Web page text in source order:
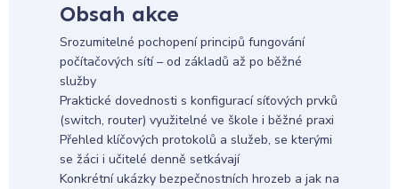
Obsah akce
Srozumitelné pochopení principů fungování
počítačových sítí – od základů až po běžné
služby
Praktické dovednosti s konfigurací síťových prvků
(switch, router) využitelné ve škole i běžné praxi
Přehled klíčových protokolů a služeb, se kterými
se žáci i učitelé denně setkávají
Konkrétní ukázky bezpečnostních hrozeb a jak na